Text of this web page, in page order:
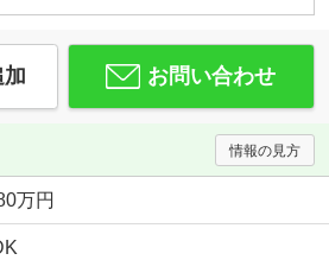
、まずはご相談からいかがで
ないことが分からない」と思
にかかる費用っていくら？な
ます。
て後悔しない！賢い家探し。
り向き合っています。
しやすい』そんなお店作りを
お問い合わせ
情報の見方
万円